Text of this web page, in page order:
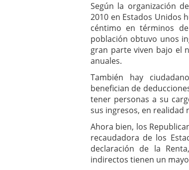
Según la organización
2010 en Estados Unidos
céntimo en términos
población obtuvo unos
gran parte viven bajo el
anuales.
También hay
benefician de
tener personas a su
sus ingresos, en realidad
Ahora bien, los
recaudadora de los
declaración de la
indirectos tienen un